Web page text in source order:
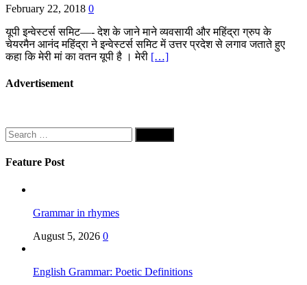
February 22, 2018 0
यूपी इन्वेस्टर्स समिट—- देश के जाने माने व्यवसायी और महिंद्रा ग्रुप के
चेयरमैन आनंद महिंद्रा ने इन्वेस्टर्स समिट में उत्तर प्रदेश से लगाव जताते हुए
कहा कि मेरी मां का वतन यूपी है । मेरी […]
Advertisement
Search
for:
Feature Post
Grammar in rhymes
August 5, 2026 0
English Grammar: Poetic Definitions